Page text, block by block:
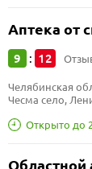
Аптека от
9 : 12
Открыто до
Челябинская
Чесма село,
Областной